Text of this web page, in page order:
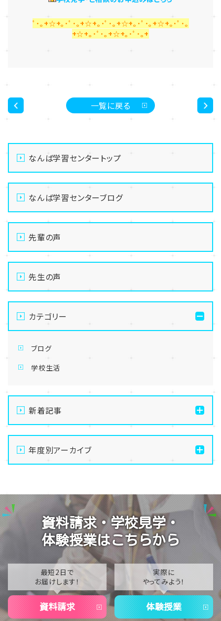
ﾟ･｡+☆+｡･ﾟ･｡+☆+｡･ﾟ･｡+☆+｡･ﾟ･｡+☆+｡･ﾟ･｡
+☆+｡･ﾟ･｡+☆+｡･ﾟ･｡+
一覧に戻る
なんば学習センタートップ
なんば学習センターブログ
先輩の声
先生の声
カテゴリー
ブログ
学校生活
新着記事
【なんば】キラリと輝く宝物✨「光るハーバリウム」作り
に挑戦しました！
【なんば】校舎紹介の「自習室編」✨
温かいお出迎えで素敵な1日に🌷
【なんば】夏季休校期間のお知らせ🍉
【なんば】抜群のアクセス！なんば学習センターは駅チ
カ通学が叶います✨
年度別アーカイブ
2025
2024
2023
2021
2020
資料請求・学校見学・
体験授業はこちらから
最短2日で
お届けします！
資料請求
実際に
やってみよう！
体験授業